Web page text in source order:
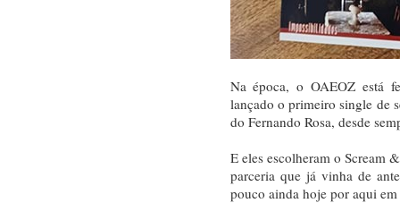
Na época, o OAEOZ está
lançado o primeiro single de
do Fernando Rosa, desde
E eles escolheram o Scream
parceria que já vinha de
pouco ainda hoje por aqui